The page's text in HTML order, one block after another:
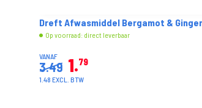
De Zwaluw Quicklight Aanmaakblokjes
Op voorraad: direct leverbaar
4.99 1
1.40 EXCL. BTW